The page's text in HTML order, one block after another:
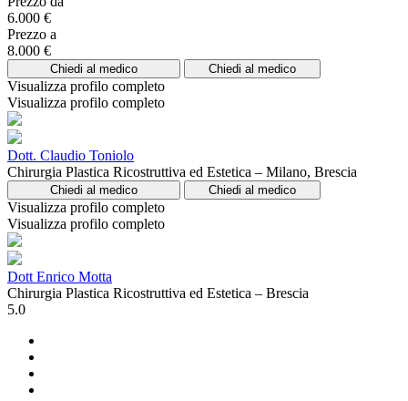
6.000 €
Prezzo a
8.000 €
Chiedi al medico Chiedi al medico
Visualizza profilo completo
Visualizza profilo completo
Dott. Claudio Toniolo
Chirurgia Plastica Ricostruttiva ed Estetica – Milano, Brescia
Chiedi al medico Chiedi al medico
Visualizza profilo completo
Visualizza profilo completo
Dott Enrico Motta
Chirurgia Plastica Ricostruttiva ed Estetica – Brescia
5.0